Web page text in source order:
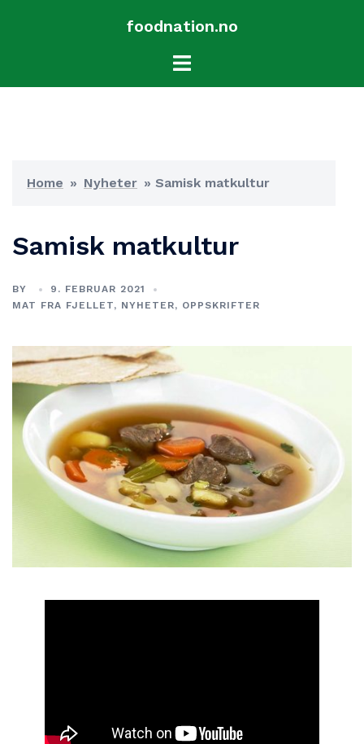
foodnation.no
Toggle
Home » Nyheter » Samisk matkultur
Samisk matkultur
BY
9. FEBRUAR 2021
MAT FRA FJELLET, NYHETER, OPPSKRIFTER